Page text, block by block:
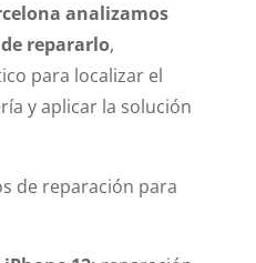
analizamos
repararlo,
para localizar el
y aplicar la solución
de reparación para